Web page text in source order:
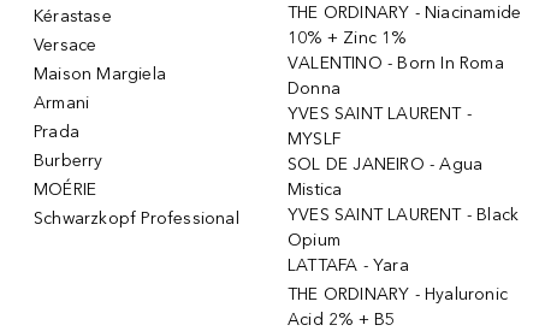
Kérastase
Versace
Maison Margiela
Armani
Prada
Burberry
MOÉRIE
Schwarzkopf Professional
THE ORDINARY - Niacinamide
10% + Zinc 1%
VALENTINO - Born In Roma
Donna
YVES SAINT LAURENT -
MYSLF
SOL DE JANEIRO - Agua
Mistica
YVES SAINT LAURENT - Black
Opium
LATTAFA - Yara
THE ORDINARY - Hyaluronic
Acid 2% + B5